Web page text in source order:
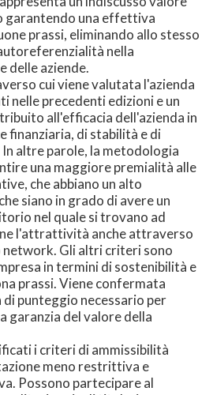
garantendo una effettiva
prassi, eliminando allo stesso
nella
delle aziende.
cui viene valutata l'azienda
nelle precedenti edizioni e un
all'efficacia dell'azienda in
finanziaria, di stabilità e di
altre parole, la metodologia
una maggiore premialità alle
che abbiano un alto
siano in grado di avere un
nel quale si trovano ad
l'attrattività anche attraverso
network. Gli altri criteri sono
in termini di sostenibilità e
prassi. Viene confermata
di punteggio necessario per
garanzia del valore della
i criteri di ammissibilità
meno restrittiva e
Possono partecipare al